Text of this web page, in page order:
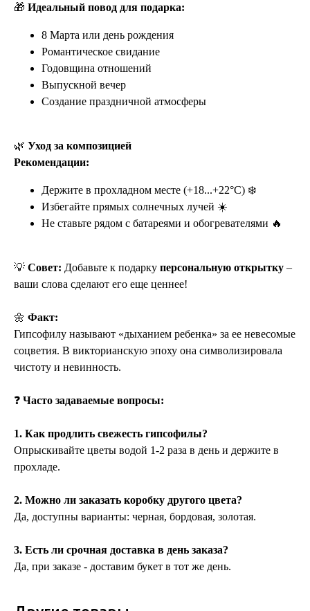
🎁 Идеальный повод для подарка:
8 Марта или день рождения
Романтическое свидание
Годовщина отношений
Выпускной вечер
Создание праздничной атмосферы
🌿 Уход за композицией
Рекомендации:
Держите в прохладном месте (+18...+22°C) ❄️
Избегайте прямых солнечных лучей ☀️
Не ставьте рядом с батареями и обогревателями 🔥
💡 Совет: Добавьте к подарку персональную открытку –
ваши слова сделают его еще ценнее!
🌼 Факт:
Гипсофилу называют «дыханием ребенка» за ее невесомые
соцветия. В викторианскую эпоху она символизировала
чистоту и невинность.
❓ Часто задаваемые вопросы:
1. Как продлить свежесть гипсофилы?
Опрыскивайте цветы водой 1-2 раза в день и держите в
прохладе.
2. Можно ли заказать коробку другого цвета?
Да, доступны варианты: черная, бордовая, золотая.
3. Есть ли срочная доставка в день заказа?
Да, при заказе - доставим букет в тот же день.